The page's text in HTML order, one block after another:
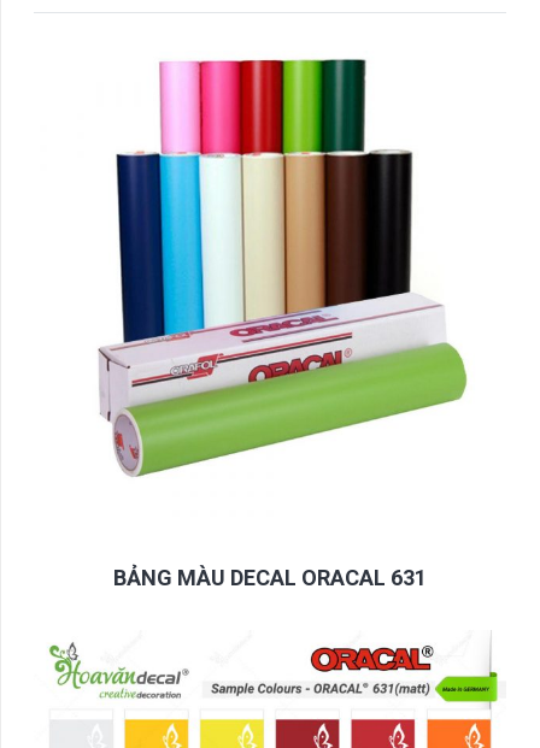
BẢNG MÀU DECAL ORACAL 631